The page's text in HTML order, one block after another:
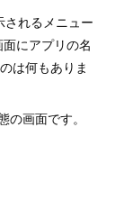
されるメニュー
にアプリの名
は何もありま
画面です。